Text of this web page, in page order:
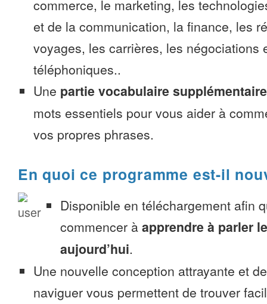
commerce, le marketing, les
et de la communication, la finance, les
voyages, les carrières, les négociations
téléphoniques..
Une partie vocabulaire supplémentaire
mots essentiels pour vous aider à
vos propres phrases.
En quoi ce programme est-il
Disponible en téléchargement afin
commencer à apprendre à parler
aujourd’hui.
Une nouvelle conception attrayante et
naviguer vous permettent de trouver